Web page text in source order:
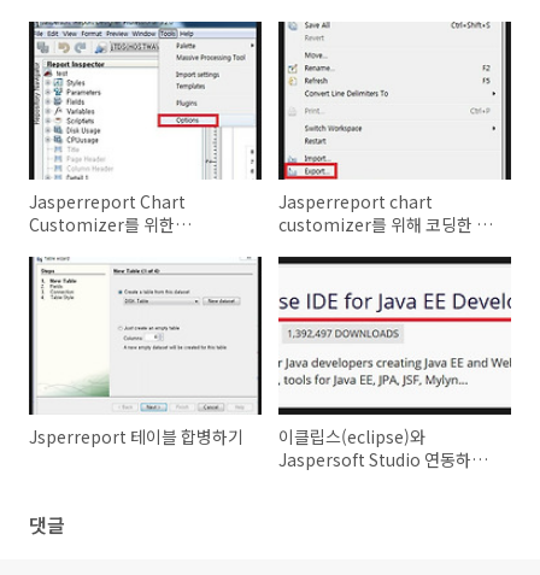
Jasperreport Chart
Customizer를 위한
Jasperreport chart
customizer를 위해 코딩한 파
Jsperreport 테이블 합병하기
이클립스(eclipse)와
Jaspersoft Studio 연동하는
댓글